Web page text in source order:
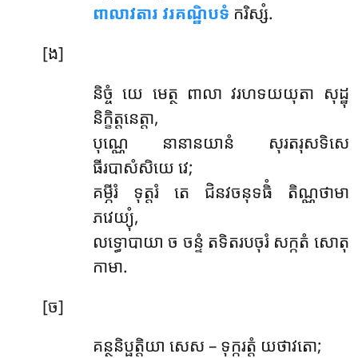
ពាលាវតារ វរគណ្ឋិបទំ ករិស្សំ.
[ង]
និច្ចំ យេ មេត្ថ ពាលា វរហទយយុតា សុដ្ឋុ
និក្ខិត្តនេត្តា,
បុណ្ណេ នានានយានំ សុរតរុសទិសេ
ធីរបាសំសិយេ វេ;
គម្ភីរំ ទុត្តរំ តេ ជិនវចនុទធិំ តិណ្ណថាមា
ភវេយ្យុំ,
លទ្ធោបាយា ច ចន្ទំ តទិតរបចុរំ សក្កតំ សោតុ
កាមា.
[ច]
គន្ថនិប្ផត្តិយា សេស – ទុក្ករត្តំ យថាវតោ;